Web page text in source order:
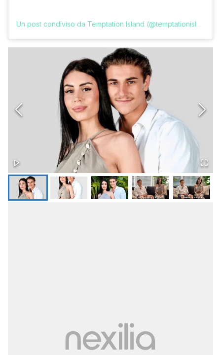
Un post condiviso da Temptation Island (@temptationislandita)